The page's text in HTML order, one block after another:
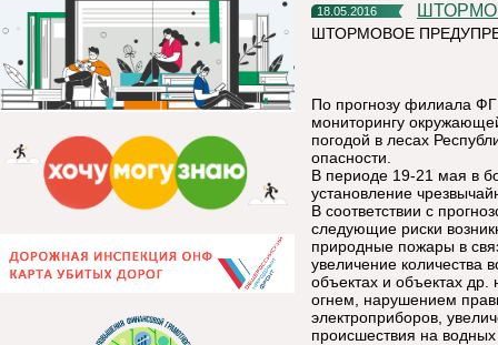
18.05.2016
ШТОРМОВОЕ
По прогнозу филиала
мониторингу
погодой в лесах
опасности.
В периоде 19-21 мая в
установление
В соответствии с
следующие риски
природные пожары в
увеличение количества
объектах и объектах
огнем, нарушением
электроприборов,
происшествия на